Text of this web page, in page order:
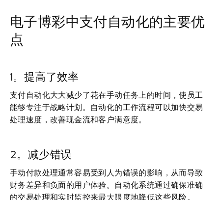
电子博彩中支付自动化的主要优
点
1。提高了效率
支付自动化大大减少了花在手动任务上的时间，使员工
能够专注于战略计划。自动化的工作流程可以加快交易
处理速度，改善现金流和客户满意度。
2。减少错误
手动付款处理通常容易受到人为错误的影响，从而导致
财务差异和负面的用户体验。自动化系统通过确保准确
的交易处理和实时监控来最大限度地降低这些风险。